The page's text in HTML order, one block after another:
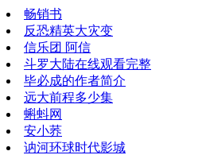
畅销书
反恐精英大灾变
信乐团 阿信
斗罗大陆在线观看完整
毕必成的作者简介
远大前程多少集
蝌蚪网
安小荞
讷河环球时代影城